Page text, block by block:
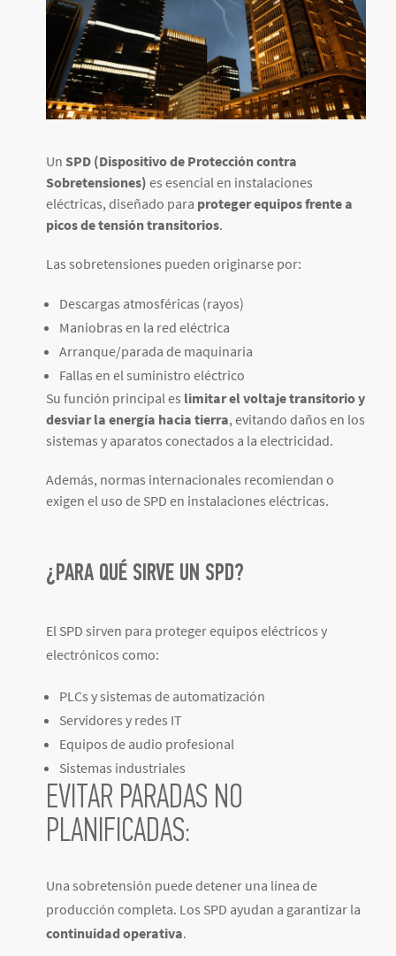
Un SPD (Dispositivo de Protección contra
Sobretensiones) es esencial en instalaciones
eléctricas, diseñado para proteger equipos frente a
picos de tensión transitorios.
Las sobretensiones pueden originarse por:
Descargas atmosféricas (rayos)
Maniobras en la red eléctrica
Arranque/parada de maquinaria
Fallas en el suministro eléctrico
Su función principal es limitar el voltaje transitorio y
desviar la energía hacia tierra, evitando daños en los
sistemas y aparatos conectados a la electricidad.
Además, normas internacionales recomiendan o
exigen el uso de SPD en instalaciones eléctricas.
¿PARA QUÉ SIRVE UN SPD?
El SPD sirven para proteger equipos eléctricos y
electrónicos como:
PLCs y sistemas de automatización
Servidores y redes IT
Equipos de audio profesional
Sistemas industriales
EVITAR PARADAS NO
PLANIFICADAS:
Una sobretensión puede detener una línea de
producción completa. Los SPD ayudan a garantizar la
continuidad operativa.